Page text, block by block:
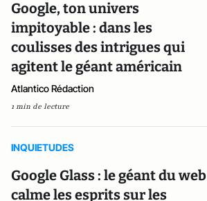
Google, ton univers
impitoyable : dans les
coulisses des intrigues qui
agitent le géant américain
Atlantico Rédaction
1 min de lecture
INQUIETUDES
Google Glass : le géant du web
calme les esprits sur les